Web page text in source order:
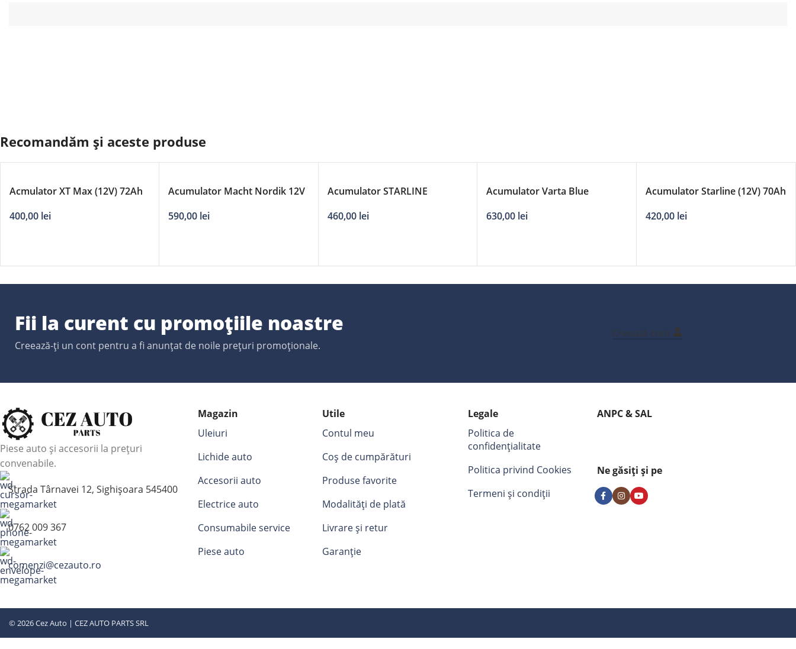
Recomandăm și aceste produse
Acmulator XT Max (12V) 72Ah
400,00 lei
Acumulator Macht Nordik 12V
590,00 lei
Acumulator STARLINE
460,00 lei
Acumulator Varta Blue
ridicate
630,00 lei
Acumulator Starline (12V) 70Ah
420,00 lei
Fii la curent cu promoțiile noastre
Creează-ți un cont pentru a fi anunțat de noile prețuri promoționale.
Creează cont
Piese auto și accesorii la prețuri
convenabile.
Strada Târnavei 12, Sighișoara 545400
0762 009 367
comenzi@cezauto.ro
Magazin
Uleiuri
Lichide auto
Accesorii auto
Electrice auto
Consumabile service
Piese auto
Utile
Contul meu
Coș de cumpărături
Produse favorite
Modalități de plată
Livrare și retur
Garanție
Legale
Politica de
confidențialitate
Politica privind Cookies
Termeni și condiții
ANPC & SAL
Ne găsiți și pe
© 2026 Cez Auto | CEZ AUTO PARTS SRL